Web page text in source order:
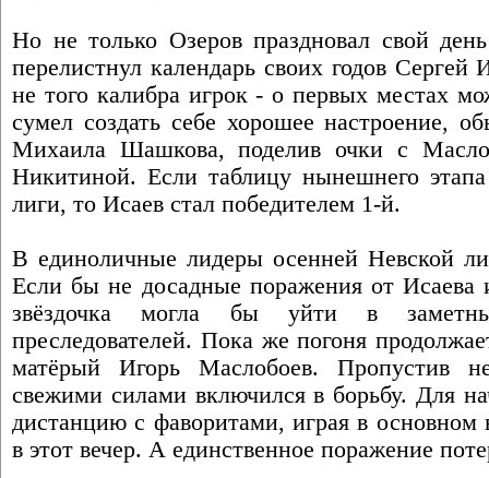
Но не только Озеров праздновал свой
перелистнул календарь своих годов Сергей
не того калибра игрок - о первых местах
сумел создать себе хорошее настроение,
Михаила Шашкова, поделив очки с
Никитиной. Если таблицу нынешнего
лиги, то Исаев стал победителем 1-й.
В единоличные лидеры осенней Невской
Если бы не досадные поражения от Исаева
звёздочка могла бы уйти в
преследователей. Пока же погоня
матёрый Игорь Маслобоев. Пропустив
свежими силами включился в борьбу. Для
дистанцию с фаворитами, играя в
в этот вечер. А единственное поражение